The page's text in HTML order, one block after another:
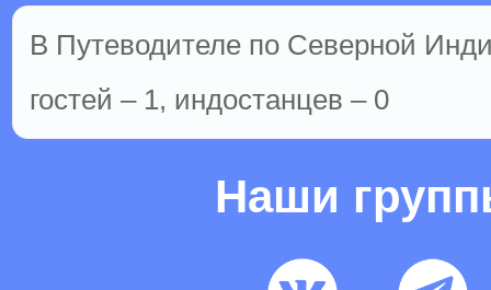
В Путеводителе по Северной
гостей – 1, индостанцев – 0
Наши